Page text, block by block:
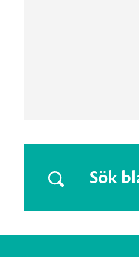
Sök